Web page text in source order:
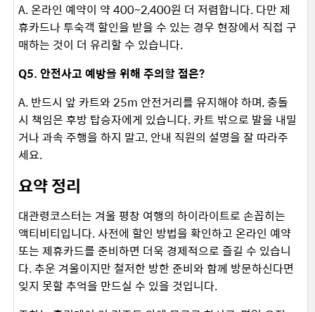
A. 온라인 예약이 약 400~2,400원 더 저렴합니다. 다만 제
휴카드나 투숙객 할인을 받을 수 있는 경우 현장에서 직접 구
매하는 것이 더 유리할 수 있습니다. ​
Q5. 안전사고 예방을 위해 주의할 점은?
A. 반드시 앞 카트와 25m 안전거리를 유지해야 하며, 충돌
시 책임은 후방 탑승자에게 있습니다. 카트 밖으로 발을 내밀
거나 과속 주행을 하지 말고, 안내 직원의 설명을 잘 따라주
세요. ​
요약 정리
대관령코스터는 겨울 평창 여행의 하이라이트로 손꼽히는
액티비티입니다. 사전에 할인 방법을 확인하고 온라인 예약
또는 제휴카드를 준비하면 더욱 경제적으로 즐길 수 있습니
다. 추운 겨울이지만 철저한 방한 준비와 함께 방문하신다면
잊지 못할 추억을 만드실 수 있을 것입니다.